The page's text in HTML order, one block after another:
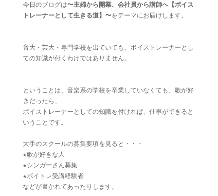
今日のブログは〜主婦から開業、会社員から講師へ【ボイス
トレーナーとして生きる道】〜をテーマにお届けします。
音大・芸大・専門学校を出ていても、ボイストレーナーとし
ての知識が付くわけではありません。
ということは、音楽系の学校を卒業していなくても、歌が好
きだったら、
ボイストレーナーとしての知識を付ければ、仕事ができると
いうことです。
大手のスクールの募集要項を見ると・・・
★歌が好きな人
★シンガーさん募集
★ボイトレ受講経験者
などが書かれてあったりします。